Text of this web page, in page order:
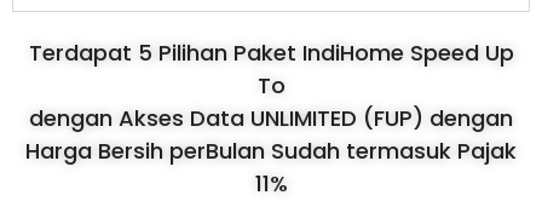
Terdapat 5 Pilihan Paket IndiHome Speed Up
To
dengan Akses Data UNLIMITED (FUP) dengan
Harga Bersih perBulan Sudah termasuk Pajak
11%